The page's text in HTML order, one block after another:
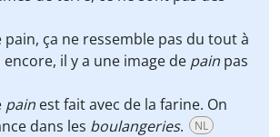
pain, ça ne ressemble pas du tout à
encore, il y a une image de pain pas
pain est fait avec de la farine. On
dans les boulangeries. NL